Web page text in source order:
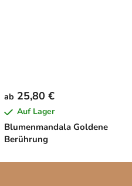
Blumenmandala Goldene
Berührung
ab 25,80 €
Auf Lager